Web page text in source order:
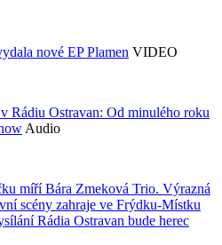
nové EP Plamen VIDEO
Rádiu Ostravan: Od minulého roku
Audio
míří Bára Zmeková Trio. Výrazná
scény zahraje ve Frýdku-Místku
Rádia Ostravan bude herec